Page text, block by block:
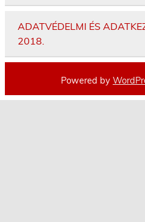
ADATVÉDELMI ÉS
2018.
Powered by